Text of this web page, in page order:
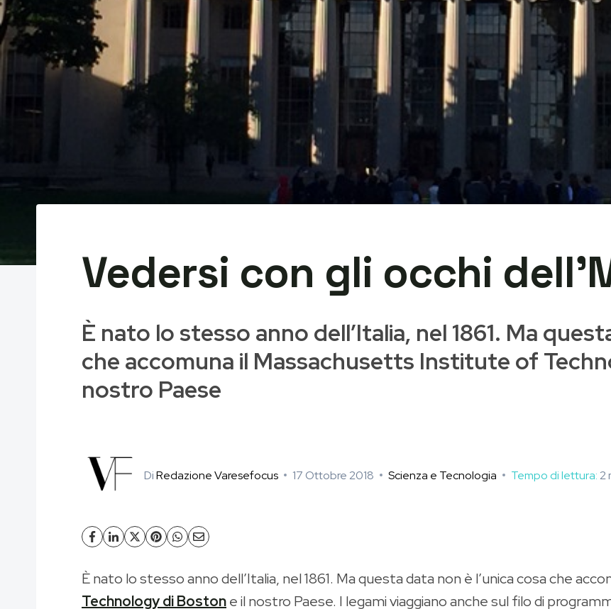
Vedersi con gli occhi
È nato lo stesso anno dell’Italia, nel 1861. Ma
che accomuna il Massachusetts Institute of
nostro Paese
DiRedazione Varesefocus 17 Ottobre 2018 Scienza e Tecnologia Tempo di lettura:2
È nato lo stesso anno dell’Italia, nel 1861. Ma questa data non è l’unica cosa che
Technology di Bostone il nostro Paese. I legami viaggiano anche sul filo di